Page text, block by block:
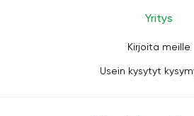
Yritys
Kirjoita meille
Usein kysytyt